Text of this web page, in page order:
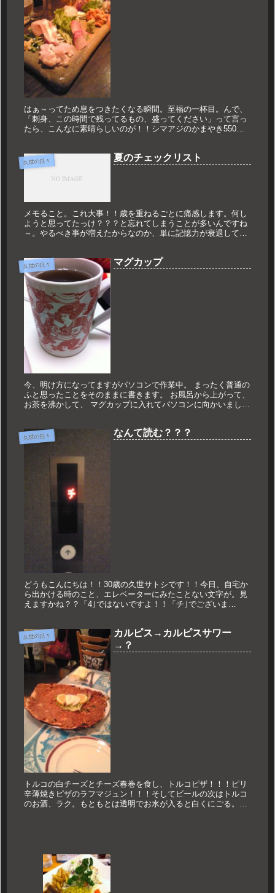
はぁ～ってため息をつきたくなる瞬間。至福の一杯目。んで、
「刺身、この時間で残ってるもの、盛ってください」って言っ
たら、こんなに素晴らしいのが！！シマアジのかまやき550
久世の日々 夏のチェックリスト
メモること。これ大事！！歳を重ねるごとに痛感します。何し
ようと思ってたっけ？？？と忘れてしまうことが多いんですね
～。やるべき事が増えたからなのか、単に記憶力が衰退して来
久世の日々 マグカップ
今、明け方になってますがパソコンで作業中。 まったく普通の
ふと思ったことをそのままに書きます。 お風呂から上がって、
お茶を沸かして、 マグカップに入れてパソコンに向かいまし
久世の日々 なんて読む？？？
どうもこんにちは！！30歳の久世サトシです！！今日、自宅か
ら出かける時のこと、エレベーターにみたことない文字が。見
えますかね？？「4｣ではないですよ！！「チ｣でございま
久世の日々
カルピス→カルピスサワー
→？
トルコの白チーズとチーズ春巻を食し、トルコピザ！！！ピリ
辛薄焼きピザのラフマジュン！！！そしてビールの次はトルコ
のお酒、ラク。もともとは透明でお水が入ると白くにごる。こ